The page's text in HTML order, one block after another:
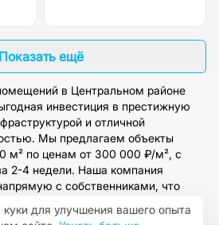
Показать ещё
в Центральном районе
инвестиция в престижную
и отличной
Мы предлагаем объекты
м² по ценам от 300 000 ₽/м², с
2-4 недели. Наша компания
с собственниками, что
и полное юридическое
оптимального варианта под
для улучшения вашего опыта